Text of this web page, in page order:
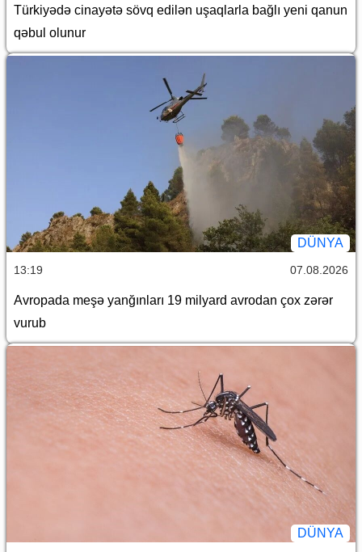
Türkiyədə cinayətə sövq edilən uşaqlarla bağlı yeni qanun
qəbul olunur
DÜNYA
13:19 07.08.2026
Avropada meşə yanğınları 19 milyard avrodan çox zərər
vurub
DÜNYA